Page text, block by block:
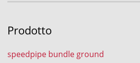
Prodotto
speedpipe bundle ground